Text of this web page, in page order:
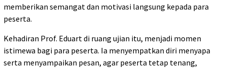
memberikan semangat dan motivasi langsung kepada para
peserta.
Kehadiran Prof. Eduart di ruang ujian itu, menjadi momen
istimewa bagi para peserta. Ia menyempatkan diri menyapa
serta menyampaikan pesan, agar peserta tetap tenang,